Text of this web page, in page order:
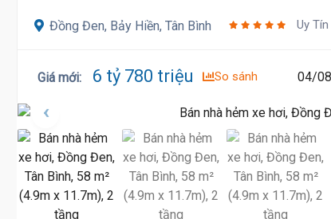
Đồng Đen, Bảy Hiền, Tân Bình Uy Tín
Giá mới: 6 tỷ 780 triệu So sánh 04/